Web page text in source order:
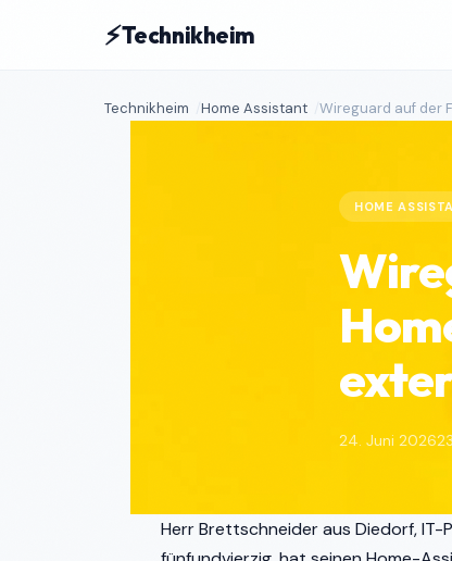
⚡Technikheim
Technikheim Home Assistant Wireguard auf der
HOME
24. Juni 2026
Herr Brettschneider aus Diedorf,